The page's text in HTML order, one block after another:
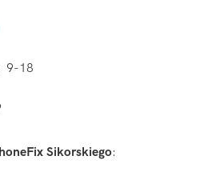
9-18
Sikorskiego: